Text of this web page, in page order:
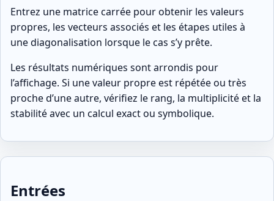
Entrez une matrice carrée pour obtenir les valeurs
propres, les vecteurs associés et les étapes utiles à
une diagonalisation lorsque le cas s’y prête.
Les résultats numériques sont arrondis pour
l’affichage. Si une valeur propre est répétée ou très
proche d’une autre, vérifiez le rang, la multiplicité et la
stabilité avec un calcul exact ou symbolique.
Entrées